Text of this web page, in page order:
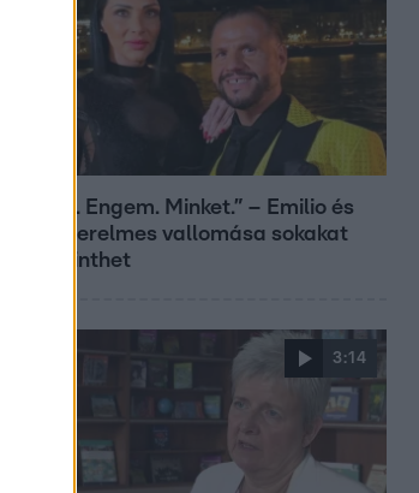
„Téged. Engem. Minket.” – Emilio és
Tina szerelmes vallomása sokakat
megérinthet
3:14